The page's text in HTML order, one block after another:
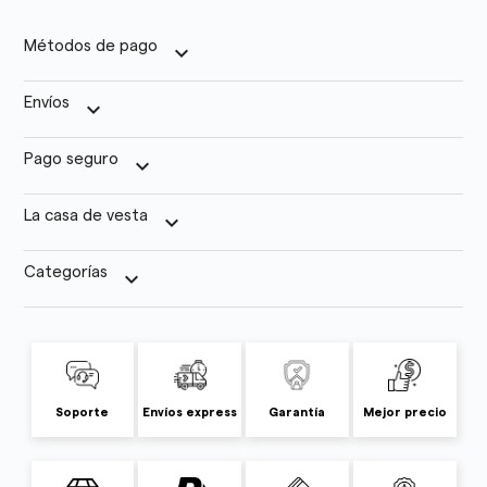
Métodos de pago keyboard_arrow_down
Envíos keyboard_arrow_down
Pago seguro keyboard_arrow_down
La casa de vesta keyboard_arrow_down
Categorías keyboard_arrow_down
Soporte Envíos express Garantía Mejor precio